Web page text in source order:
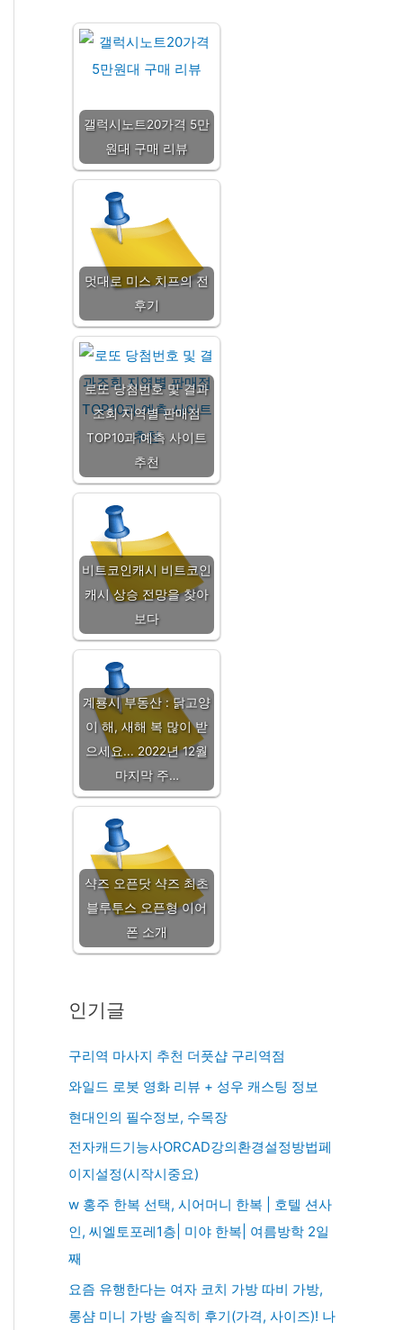
갤럭시노트20가격 5만
원대 구매 리뷰
멋대로 미스 치프의 전
후기
로또 당첨번호 및 결과
조회 지역별 판매점
TOP10과 예측 사이트
추천
비트코인캐시 비트코인
캐시 상승 전망을 찾아
보다
계룡시 부동산 : 닭고양
이 해, 새해 복 많이 받
으세요... 2022년 12월
마지막 주…
샥즈 오픈닷 샥즈 최초
블루투스 오픈형 이어
폰 소개
인기글
구리역 마사지 추천 더풋샵 구리역점
와일드 로봇 영화 리뷰 + 성우 캐스팅 정보
현대인의 필수정보, 수목장
전자캐드기능사ORCAD강의환경설정방법페
이지설정(시작시중요)
w 홍주 한복 선택, 시어머니 한복 | 호텔 션사
인, 씨엘토포레1층| 미야 한복| 여름방학 2일
째
요즘 유행한다는 여자 코치 가방 따비 가방,
롱샴 미니 가방 솔직히 후기(가격, 사이즈)! 나